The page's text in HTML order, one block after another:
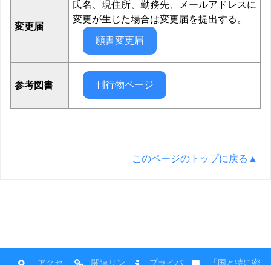
変更届
氏名、現住所、勤務先、メールアドレスに
変更が生じた場合は変更届を提出する。
願書変更届
参考図書 刊行物ページ
このページのトップに戻る▲
アクセ 関連リン プライバ 「国と特に密